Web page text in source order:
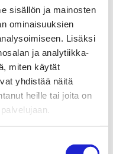
sisällön ja mainosten
ominaisuuksien
Lisäksi
ja analytiikka-
miten käytät
yhdistää näitä
heille tai joita on
pelisäännöt turvaavat
ja muotialan Suomessa ja
viennin uusi kärki
kiertotalouden &
monipuolista
Suomen